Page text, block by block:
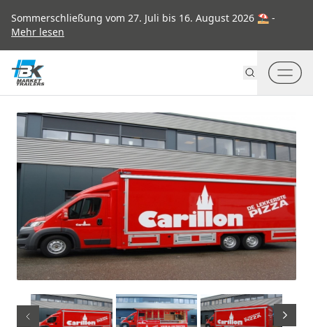
Sommerschließung vom 27. Juli bis 16. August 2026 ⛱ -
Mehr lesen